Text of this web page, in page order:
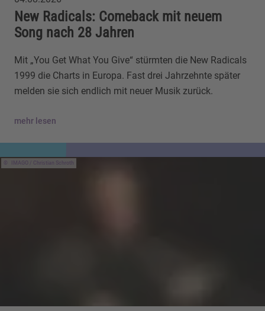
New Radicals: Comeback mit neuem
Song nach 28 Jahren
Mit „You Get What You Give“ stürmten die New Radicals
1999 die Charts in Europa. Fast drei Jahrzehnte später
melden sie sich endlich mit neuer Musik zurück.
mehr lesen
IMAGO / Christian Schroth